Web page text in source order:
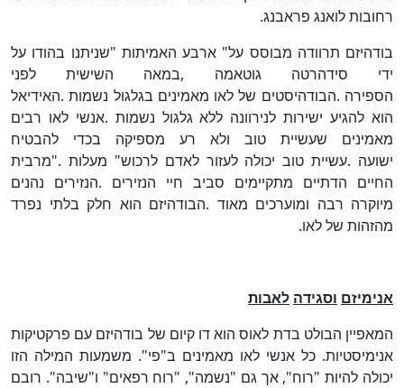
רחובות לואנג פראבנג.
בודהיזם תרוודה מבוסס על" ארבע האמיתות "שניתנו בהודו על
ידי סידהרטה גוטאמה ,במאה השישית לפני
הספירה .הבודהיסטים של לאו מאמינים בגלגול נשמות.האידיאל
הוא להגיע ישירות לנירוונה ללא גלגול נשמות .אנשי לאו רבים
מאמינים שעשיית טוב ולא רע מספיקה בכדי להבטיח
ישועה .עשיית טוב יכולה לעזור לאדם לרכוש" מעלות ".מרבית
החיים הדתיים מתקיימים סביב חיי הנזירים .הנזירים נהנים
מיוקרה רבה ומוערכים מאוד .הבודהיזם הוא חלק בלתי נפרד
מהזהות של לאו.
אנימיזם וסגידה לאבות
המאפיין הבולט בדת לאוס הוא דו קיום של בודהיזם עם פרקטיקות
אנימיסטיות. כל אנשי לאו מאמינים ב"פי". משמעות המילה הזו
יכולה להיות "רוח", אך גם "נשמה", "רוח רפאים" ו"שיבה". רובם